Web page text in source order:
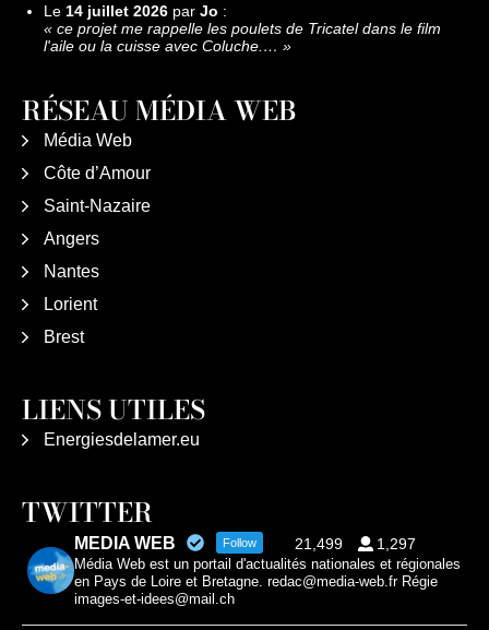
Le 14 juillet 2026 par Jo :
« ce projet me rappelle les poulets de Tricatel dans le film
l'aile ou la cuisse avec Coluche.… »
RÉSEAU MÉDIA WEB
Média Web
Côte d’Amour
Saint-Nazaire
Angers
Nantes
Lorient
Brest
LIENS UTILES
Energiesdelamer.eu
TWITTER
MEDIA WEB Follow 21,499 1,297
Média Web est un portail d'actualités nationales et régionales
en Pays de Loire et Bretagne. redac@media-web.fr Régie
images-et-idees@mail.ch